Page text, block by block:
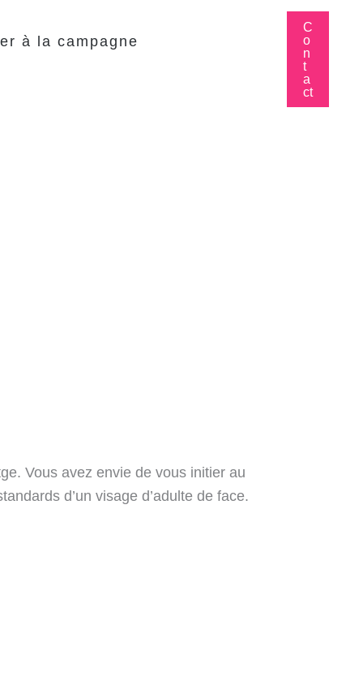
à la campagne
C
o
n
t
a
ct
Vous avez envie de vous initier au
d’un visage d’adulte de face.